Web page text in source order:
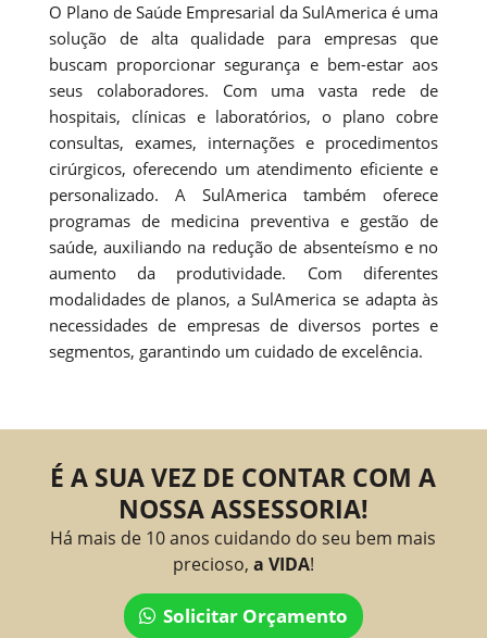
O Plano de Saúde Empresarial da SulAmerica é uma
solução de alta qualidade para empresas que
buscam proporcionar segurança e bem-estar aos
seus colaboradores. Com uma vasta rede de
hospitais, clínicas e laboratórios, o plano cobre
consultas, exames, internações e procedimentos
cirúrgicos, oferecendo um atendimento eficiente e
personalizado. A SulAmerica também oferece
programas de medicina preventiva e gestão de
saúde, auxiliando na redução de absenteísmo e no
aumento da produtividade. Com diferentes
modalidades de planos, a SulAmerica se adapta às
necessidades de empresas de diversos portes e
segmentos, garantindo um cuidado de excelência.
É A SUA VEZ DE CONTAR COM A
NOSSA ASSESSORIA!
Há mais de 10 anos cuidando do seu bem mais
precioso, a VIDA!
Solicitar Orçamento